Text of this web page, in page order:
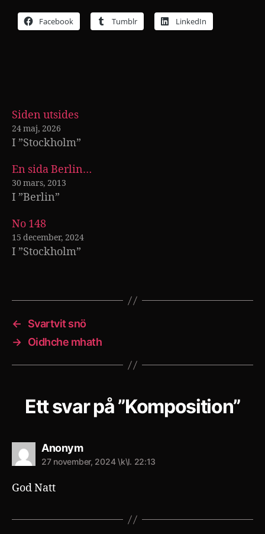
Facebook Tumblr LinkedIn
Siden utsides
24 maj, 2026
I ”Stockholm”
En sida Berlin…
30 mars, 2013
I ”Berlin”
No 148
15 december, 2024
I ”Stockholm”
←
Svartvit snö
→ Oidhche mhath
Ett svar på ”Komposition”
Anonymsäger:
27 november, 2024 \k\l. 22:13
God Natt